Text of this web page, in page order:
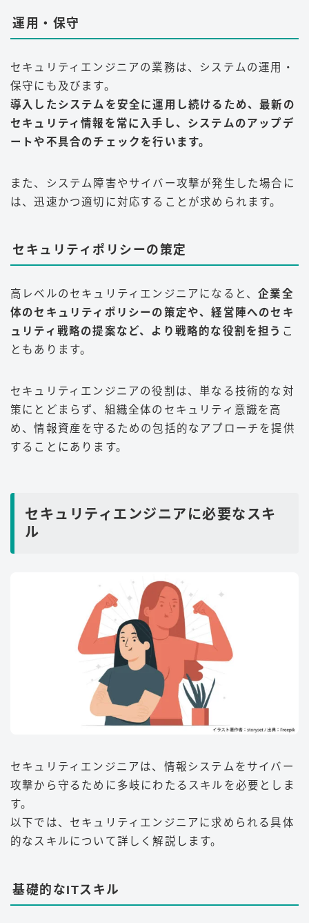
運用・保守
セキュリティエンジニアの業務は、システムの運用・
保守にも及びます。
導入したシステムを安全に運用し続けるため、最新の
セキュリティ情報を常に入手し、システムのアップデ
ートや不具合のチェックを行います。
また、システム障害やサイバー攻撃が発生した場合に
は、迅速かつ適切に対応することが求められます。
セキュリティポリシーの策定
高レベルのセキュリティエンジニアになると、企業全
体のセキュリティポリシーの策定や、経営陣へのセキ
ュリティ戦略の提案など、より戦略的な役割を担う こ
ともあります。
セキュリティエンジニアの役割は、単なる技術的な対
策にとどまらず、組織全体のセキュリティ意識を高
め、情報資産を守るための包括的なアプローチを提供
することにあります。
セキュリティエンジニアに必要なスキ
ル
セキュリティエンジニアは、情報システムをサイバー
攻撃から守るために多岐にわたるスキルを必要としま
す。
以下では、セキュリティエンジニアに求められる具体
的なスキルについて詳しく解説します。
基礎的なITスキル